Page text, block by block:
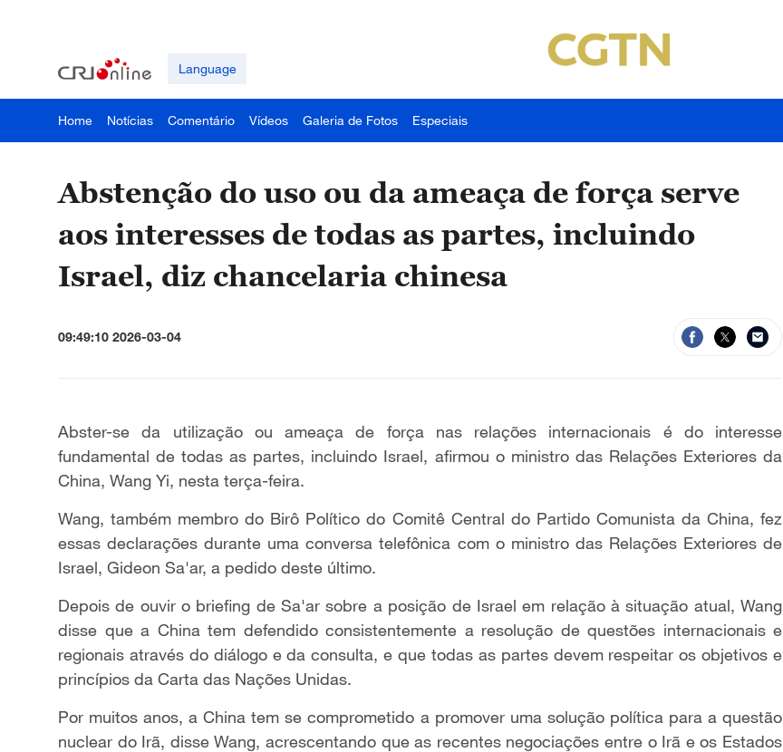
Language
Home Notícias Comentário Vídeos Galeria de Fotos Especiais
Abstenção do uso ou da ameaça de força serve
aos interesses de todas as partes, incluindo
Israel, diz chancelaria chinesa
09:49:10 2026-03-04
Abster-se da utilização ou ameaça de força nas relações internacionais é do interesse
fundamental de todas as partes, incluindo Israel, afirmou o ministro das Relações Exteriores da
China, Wang Yi, nesta terça-feira.
Wang, também membro do Birô Político do Comitê Central do Partido Comunista da China, fez
essas declarações durante uma conversa telefônica com o ministro das Relações Exteriores de
Israel, Gideon Sa'ar, a pedido deste último.
Depois de ouvir o briefing de Sa'ar sobre a posição de Israel em relação à situação atual, Wang
disse que a China tem defendido consistentemente a resolução de questões internacionais e
regionais através do diálogo e da consulta, e que todas as partes devem respeitar os objetivos e
princípios da Carta das Nações Unidas.
Por muitos anos, a China tem se comprometido a promover uma solução política para a questão
nuclear do Irã, disse Wang, acrescentando que as recentes negociações entre o Irã e os Estados